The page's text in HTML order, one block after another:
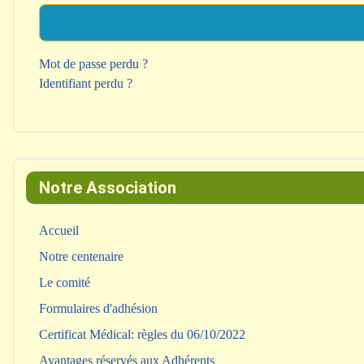
Notre Association
Accueil
Notre centenaire
Le comité
Formulaires d'adhésion
Certificat Médical: règles du 06/10/2022
Avantages réservés aux Adhérents
Mot de passe perdu ?
Identifiant perdu ?